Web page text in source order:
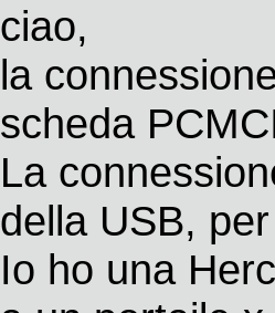
ciao,
la
scheda
La
della USB,
Io ho una